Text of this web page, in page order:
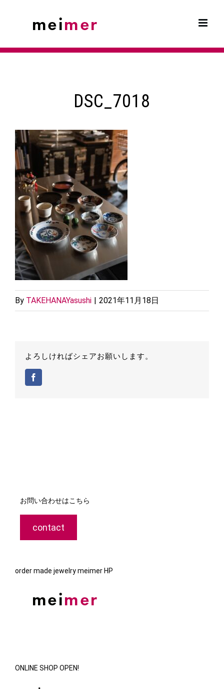
DSC_7018
By TAKEHANAYasushi | 2021年11月18日
よろしければシェアお願いします。
お問い合わせはこちら
contact
order made jewelry meimer HP
ONLINE SHOP OPEN!